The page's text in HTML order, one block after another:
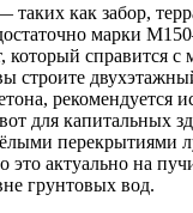
таких как забор,
марки
который справится
строите
рекомендуется
для капитальных
перекрытиями
актуально на
грунтовых вод.